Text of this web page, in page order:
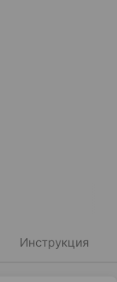
Инструкция